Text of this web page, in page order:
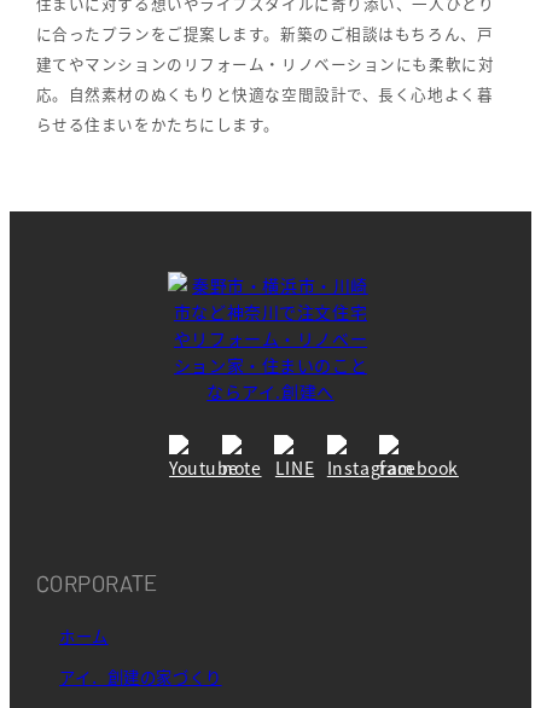
に合ったプランをご提案します。新築のご相談はもちろん、戸
建てやマンションのリフォーム・リノベーションにも柔軟に対
応。自然素材のぬくもりと快適な空間設計で、長く心地よく暮
らせる住まいをかたちにします。
CORPORATE
ホーム
アイ．創建の家づくり